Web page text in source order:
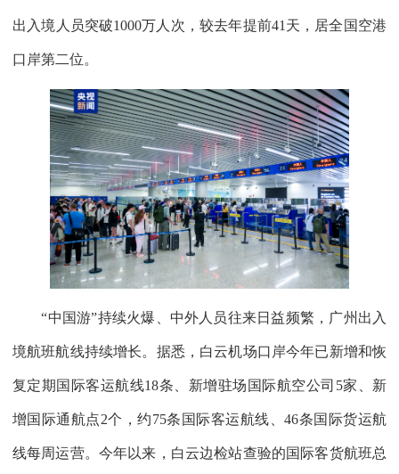
出入境人员突破1000万人次，较去年提前41天，居全国空港
口岸第二位。
“中国游”持续火爆、中外人员往来日益频繁，广州出入
境航班航线持续增长。据悉，白云机场口岸今年已新增和恢
复定期国际客运航线18条、新增驻场国际航空公司5家、新
增国际通航点2个，约75条国际客运航线、46条国际货运航
线每周运营。今年以来，白云边检站查验的国际客货航班总